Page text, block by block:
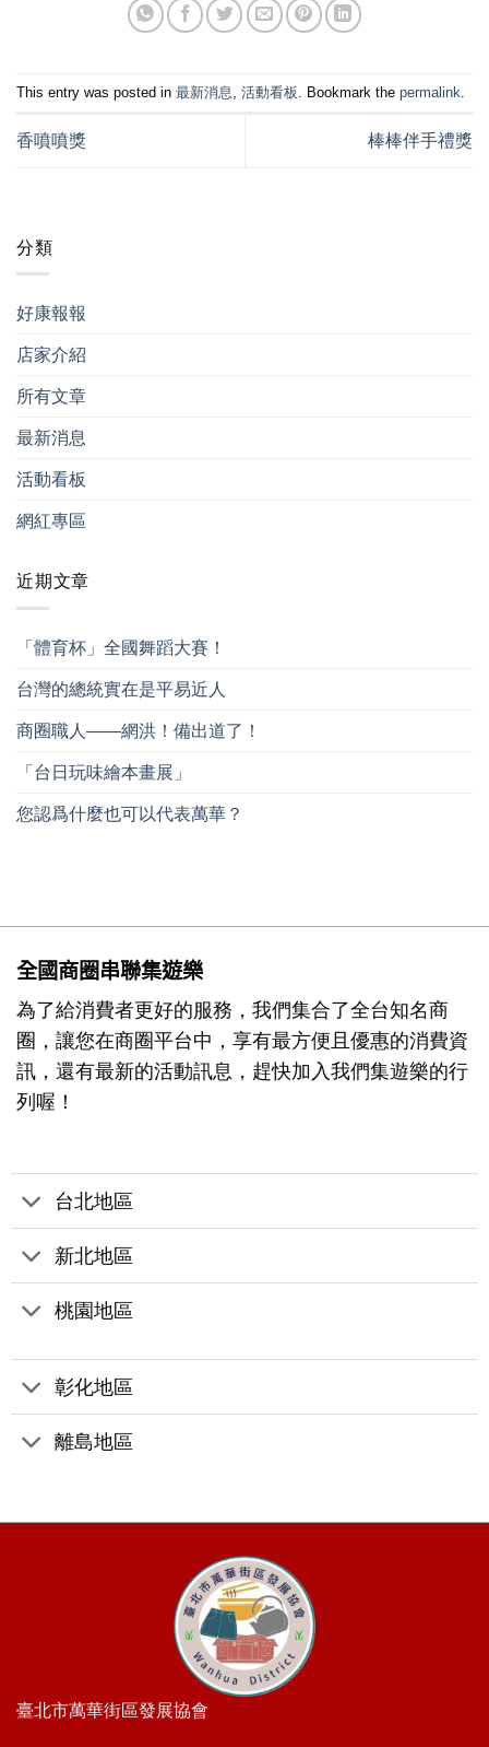
分類
好康報報
店家介紹
所有文章
最新消息
活動看板
網紅專區
近期文章
「體育杯」全國舞蹈大賽！
台灣的總統實在是平易近人
商圈職人——網洪！備出道了！
「台日玩味繪本畫展」
您認爲什麼也可以代表萬華？
This entry was posted in 最新消息 活動看板 . Bookmark the permalink
香噴噴獎 棒棒伴手禮獎
全國商圈串聯集遊樂
為了給消費者更好的服務，我們集合了全台知名商
圈，讓您在商圈平台中，享有最方便且優惠的消費資
訊，還有最新的活動訊息，趕快加入我們集遊樂的行
列喔！
台北地區
新北地區
桃園地區
彰化地區
離島地區
臺北市萬華街區發展協會